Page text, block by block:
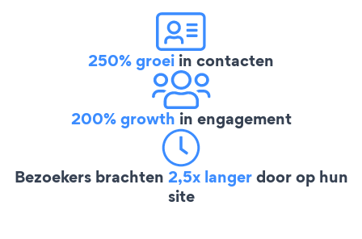
250% groei in contacten
200% growth in engagement
Bezoekers brachten 2,5x langerdoor op hun
site